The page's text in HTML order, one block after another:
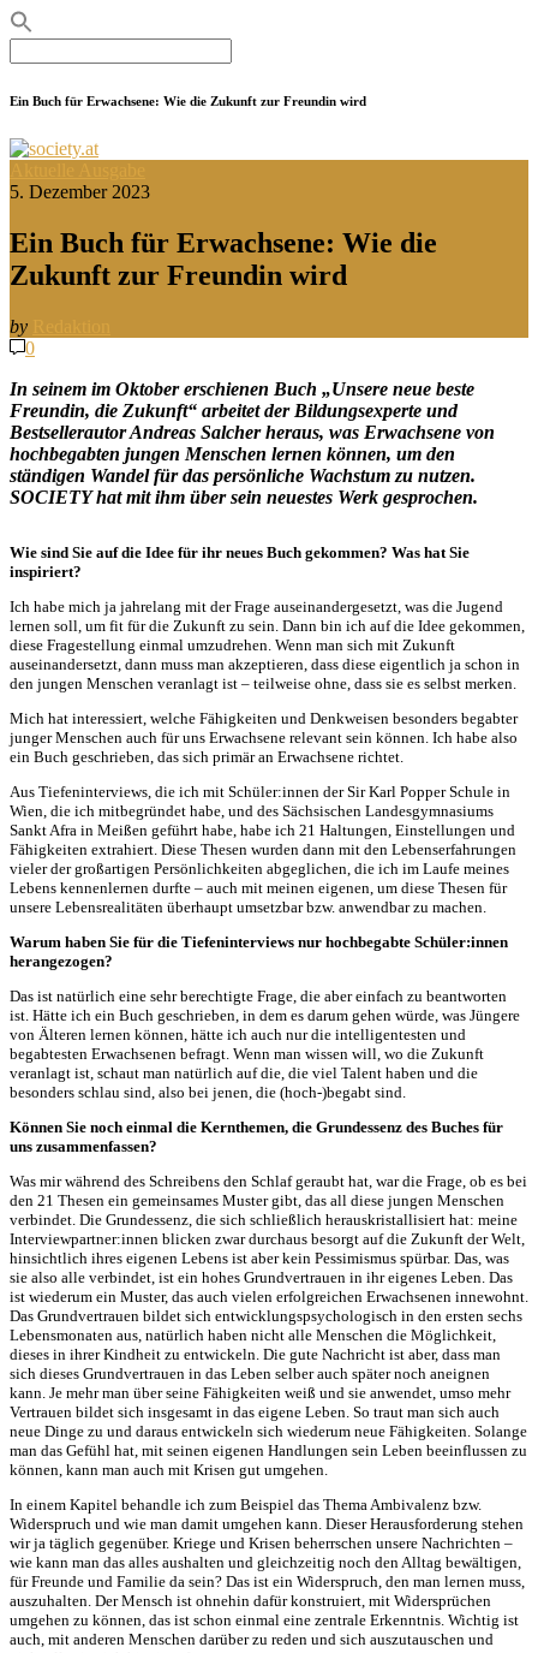
for:
Ein Buch für Erwachsene: Wie die Zukunft zur Freundin wird
5. Dezember 2023
Ein Buch für Erwachsene: Wie die
Zukunft zur Freundin wird
by
0
In seinem im Oktober erschienen Buch „Unsere neue beste
Freundin, die Zukunft“ arbeitet der Bildungsexperte und
Bestsellerautor Andreas Salcher heraus, was Erwachsene von
hochbegabten jungen Menschen lernen können, um den
ständigen Wandel für das persönliche Wachstum zu nutzen.
SOCIETY hat mit ihm über sein neuestes Werk gesprochen.
Wie sind Sie auf die Idee für ihr neues Buch gekommen? Was hat Sie
inspiriert?
Ich habe mich ja jahrelang mit der Frage auseinandergesetzt, was die Jugend
lernen soll, um fit für die Zukunft zu sein. Dann bin ich auf die Idee gekommen,
diese Fragestellung einmal umzudrehen. Wenn man sich mit Zukunft
auseinandersetzt, dann muss man akzeptieren, dass diese eigentlich ja schon in
den jungen Menschen veranlagt ist – teilweise ohne, dass sie es selbst merken.
Mich hat interessiert, welche Fähigkeiten und Denkweisen besonders begabter
junger Menschen auch für uns Erwachsene relevant sein können. Ich habe also
ein Buch geschrieben, das sich primär an Erwachsene richtet.
Aus Tiefeninterviews, die ich mit Schüler:innen der Sir Karl Popper Schule in
Wien, die ich mitbegründet habe, und des Sächsischen Landesgymnasiums
Sankt Afra in Meißen geführt habe, habe ich 21 Haltungen, Einstellungen und
Fähigkeiten extrahiert. Diese Thesen wurden dann mit den Lebenserfahrungen
vieler der großartigen Persönlichkeiten abgeglichen, die ich im Laufe meines
Lebens kennenlernen durfte – auch mit meinen eigenen, um diese Thesen für
unsere Lebensrealitäten überhaupt umsetzbar bzw. anwendbar zu machen.
Warum haben Sie für die Tiefeninterviews nur hochbegabte Schüler:innen
herangezogen?
Das ist natürlich eine sehr berechtigte Frage, die aber einfach zu beantworten
ist. Hätte ich ein Buch geschrieben, in dem es darum gehen würde, was Jüngere
von Älteren lernen können, hätte ich auch nur die intelligentesten und
begabtesten Erwachsenen befragt. Wenn man wissen will, wo die Zukunft
veranlagt ist, schaut man natürlich auf die, die viel Talent haben und die
besonders schlau sind, also bei jenen, die (hoch-)begabt sind.
Können Sie noch einmal die Kernthemen, die Grundessenz des Buches für
uns zusammenfassen?
Was mir während des Schreibens den Schlaf geraubt hat, war die Frage, ob es bei
den 21 Thesen ein gemeinsames Muster gibt, das all diese jungen Menschen
verbindet. Die Grundessenz, die sich schließlich herauskristallisiert hat: meine
Interviewpartner:innen blicken zwar durchaus besorgt auf die Zukunft der Welt,
hinsichtlich ihres eigenen Lebens ist aber kein Pessimismus spürbar. Das, was
sie also alle verbindet, ist ein hohes Grundvertrauen in ihr eigenes Leben. Das
ist wiederum ein Muster, das auch vielen erfolgreichen Erwachsenen innewohnt.
Das Grundvertrauen bildet sich entwicklungspsychologisch in den ersten sechs
Lebensmonaten aus, natürlich haben nicht alle Menschen die Möglichkeit,
dieses in ihrer Kindheit zu entwickeln. Die gute Nachricht ist aber, dass man
sich dieses Grundvertrauen in das Leben selber auch später noch aneignen
kann. Je mehr man über seine Fähigkeiten weiß und sie anwendet, umso mehr
Vertrauen bildet sich insgesamt in das eigene Leben. So traut man sich auch
neue Dinge zu und daraus entwickeln sich wiederum neue Fähigkeiten. Solange
man das Gefühl hat, mit seinen eigenen Handlungen sein Leben beeinflussen zu
können, kann man auch mit Krisen gut umgehen.
In einem Kapitel behandle ich zum Beispiel das Thema Ambivalenz bzw.
Widerspruch und wie man damit umgehen kann. Dieser Herausforderung stehen
wir ja täglich gegenüber. Kriege und Krisen beherrschen unsere Nachrichten –
wie kann man das alles aushalten und gleichzeitig noch den Alltag bewältigen,
für Freunde und Familie da sein? Das ist ein Widerspruch, den man lernen muss,
auszuhalten. Der Mensch ist ohnehin dafür konstruiert, mit Widersprüchen
umgehen zu können, das ist schon einmal eine zentrale Erkenntnis. Wichtig ist
auch, mit anderen Menschen darüber zu reden und sich auszutauschen und